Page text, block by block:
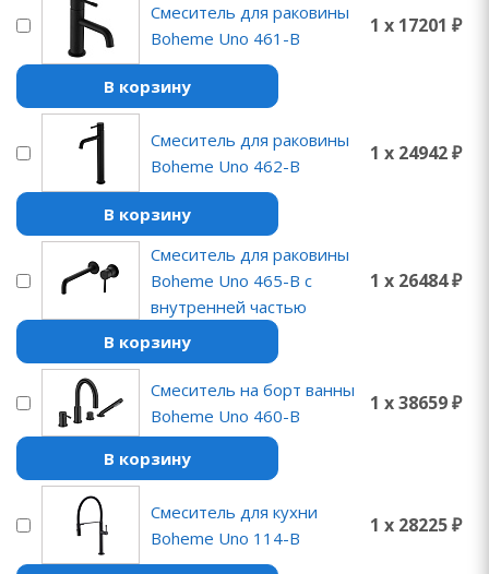
Смеситель для раковины
Boheme Uno 461-B
1 x 17201 ₽
В корзину
Смеситель для раковины
Boheme Uno 462-B
1 x 24942 ₽
В корзину
Смеситель для раковины
Boheme Uno 465-B с
внутренней частью
1 x 26484 ₽
В корзину
Смеситель на борт ванны
Boheme Uno 460-B
1 x 38659 ₽
В корзину
Смеситель для кухни
Boheme Uno 114-B
1 x 28225 ₽